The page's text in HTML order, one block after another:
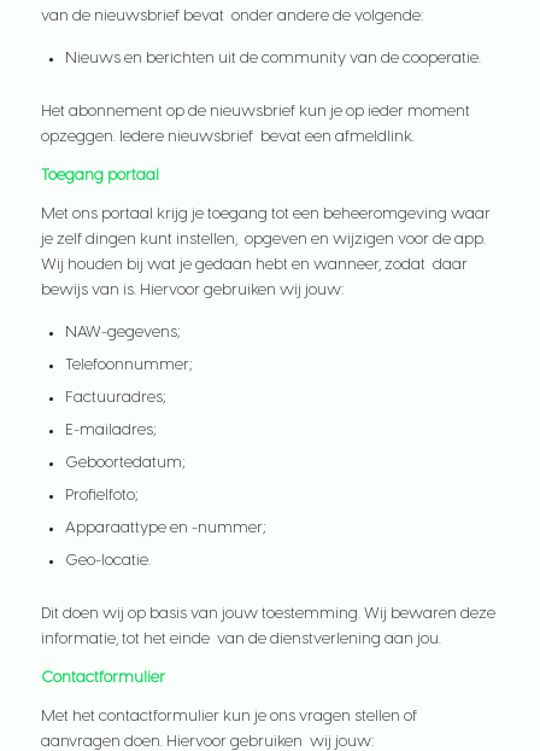
van de nieuwsbrief bevat onder andere de volgende:
Nieuws en berichten uit de community van de cooperatie.
Het abonnement op de nieuwsbrief kun je op ieder moment
opzeggen. Iedere nieuwsbrief bevat een afmeldlink.
Toegang portaal
Met ons portaal krijg je toegang tot een beheeromgeving waar
je zelf dingen kunt instellen, opgeven en wijzigen voor de app.
Wij houden bij wat je gedaan hebt en wanneer, zodat daar
bewijs van is. Hiervoor gebruiken wij jouw:
NAW-gegevens;
Telefoonnummer;
Factuuradres;
E-mailadres;
Geboortedatum;
Profielfoto;
Apparaattype en -nummer;
Geo-locatie.
Dit doen wij op basis van jouw toestemming. Wij bewaren deze
informatie, tot het einde van de dienstverlening aan jou.
Contactformulier
Met het contactformulier kun je ons vragen stellen of
aanvragen doen. Hiervoor gebruiken wij jouw: